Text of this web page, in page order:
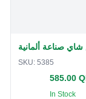
صناعة ألمانية
SKU: 5385
585.00
In Stock